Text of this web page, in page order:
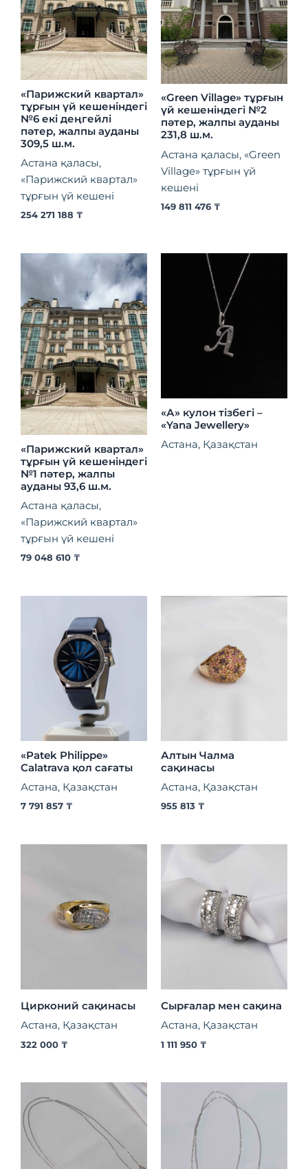
«Парижский квартал»
тұрғын үй кешеніндегі
№6 екі деңгейлі
пәтер, жалпы ауданы
309,5 ш.м.
Астана қаласы,
«Парижский квартал»
тұрғын үй кешені
254 271 188 ₸
«Green Village» тұрғын
үй кешеніндегі №2
пәтер, жалпы ауданы
231,8 ш.м.
Астана қаласы, «Green
Village» тұрғын үй
кешені
149 811 476 ₸
«Парижский квартал»
тұрғын үй кешеніндегі
№1 пәтер, жалпы
ауданы 93,6 ш.м.
Астана қаласы,
«Парижский квартал»
тұрғын үй кешені
79 048 610 ₸
«А» кулон тізбегі –
«Yana Jewellery»
Астана, Қазақстан
«Patek Philippe»
Calatrava қол сағаты
Астана, Қазақстан
7 791 857 ₸
Алтын Чалма
сақинасы
Астана, Қазақстан
955 813 ₸
Цирконий сақинасы
Астана, Қазақстан
322 000 ₸
Сырғалар мен сақина
Астана, Қазақстан
1 111 950 ₸